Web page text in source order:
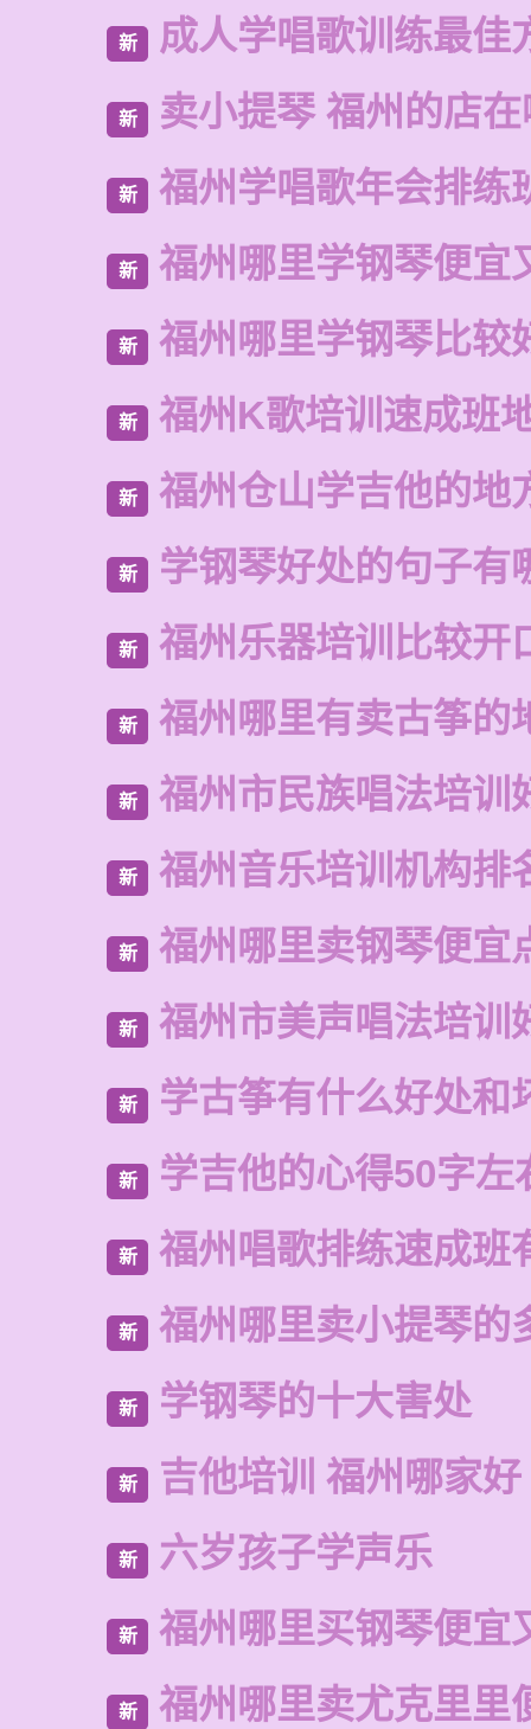
新 成人学唱歌训练最佳
新 卖小提琴 福州的店
新 福州学唱歌年会排练
新 福州哪里学钢琴便宜
新 福州哪里学钢琴比较
新 福州K歌培训速成班
新 福州仓山学吉他的地
新 学钢琴好处的句子有
新 福州乐器培训比较开
新 福州哪里有卖古筝的
新 福州市民族唱法培训
新 福州音乐培训机构排
新 福州哪里卖钢琴便宜
新 福州市美声唱法培训
新 学古筝有什么好处和
新 学吉他的心得50字左
新 福州唱歌排练速成班
新 福州哪里卖小提琴的
新 学钢琴的十大害处
新 吉他培训 福州哪家好
新 六岁孩子学声乐
新 福州哪里买钢琴便宜
新 福州哪里卖尤克里里